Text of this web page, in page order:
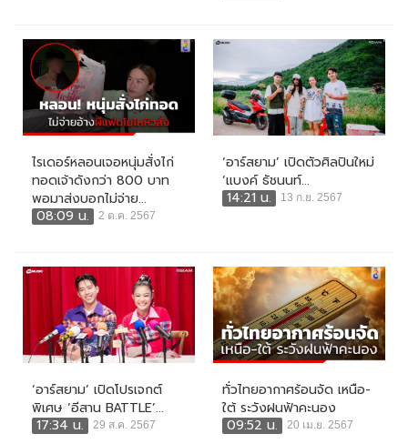
ไรเดอร์หลอนเจอหนุ่มสั่งไก่
ทอดเจ้าดังกว่า 800 บาท
พอมาส่งบอกไม่จ่าย...
08:09 น.
2 ต.ค. 2567
‘อาร์สยาม’ เปิดตัวศิลปินใหม่
‘แบงค์ ธัชนนท์...
14:21 น.
13 ก.ย. 2567
‘อาร์สยาม’ เปิดโปรเจกต์
พิเศษ ‘อีสาน BATTLE’...
17:34 น.
29 ส.ค. 2567
ทั่วไทยอากาศร้อนจัด เหนือ-
ใต้ ระวังฝนฟ้าคะนอง
09:52 น.
20 เม.ย. 2567